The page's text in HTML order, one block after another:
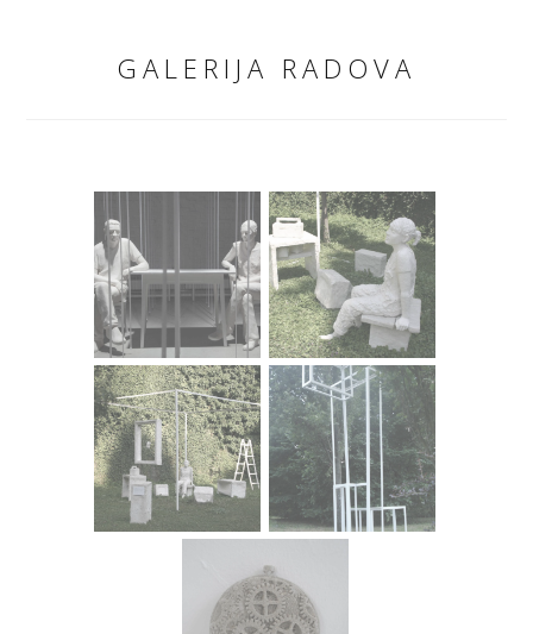
GALERIJA RADOVA